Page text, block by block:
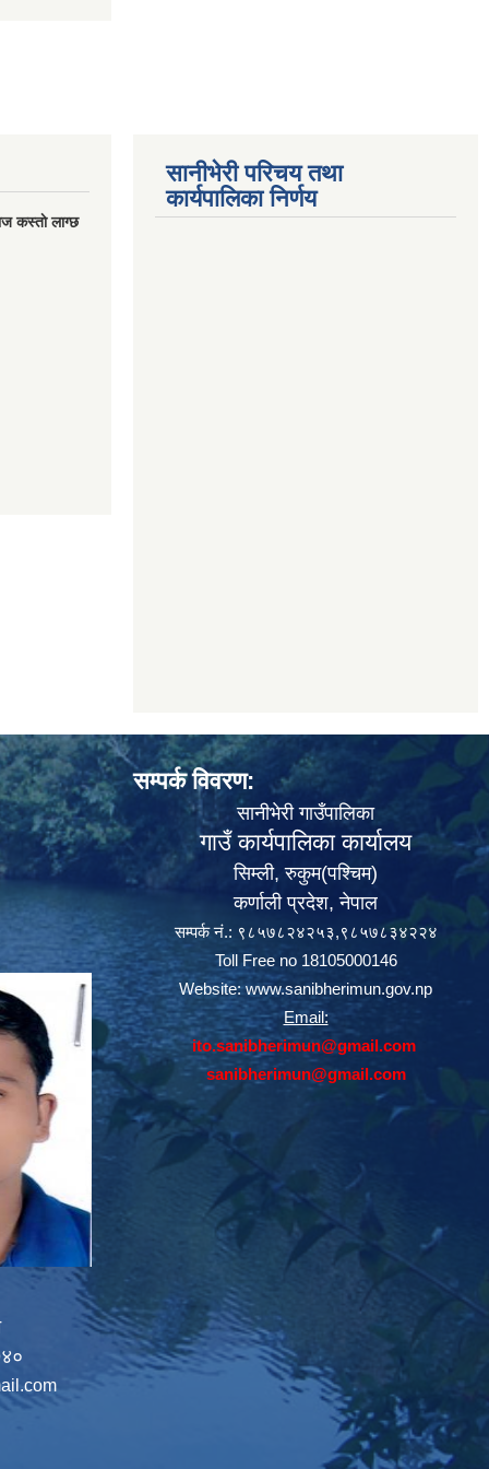
कस्ताे लाग्छ
सानीभेरी परिचय तथा
कार्यपालिका निर्णय
सम्पर्क विवरण:
सानीभेरी गाउँपालिका
गाउँ कार्यपालिका कार्यालय
सिम्ली, रुकुम(पश्‍चिम)
कर्णाली प्रदेश, नेपाल
सम्पर्क नं.: ९८५७८२४२५३,९८५७८३४२२४
Toll Free no 18105000146
Website:www.sanibherimun.gov.np
Email:
ito.sanibherimun@gmail.com
sanibherimun@gmail.com